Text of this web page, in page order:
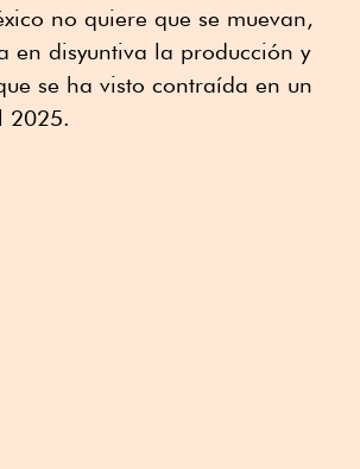
no quiere que se muevan,
en disyuntiva la producción y
se ha visto contraída en un
2025.